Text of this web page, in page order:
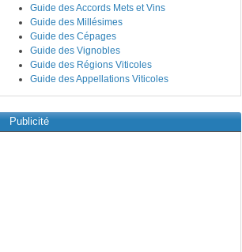
Guide des Accords Mets et Vins
Guide des Millésimes
Guide des Cépages
Guide des Vignobles
Guide des Régions Viticoles
Guide des Appellations Viticoles
Publicité